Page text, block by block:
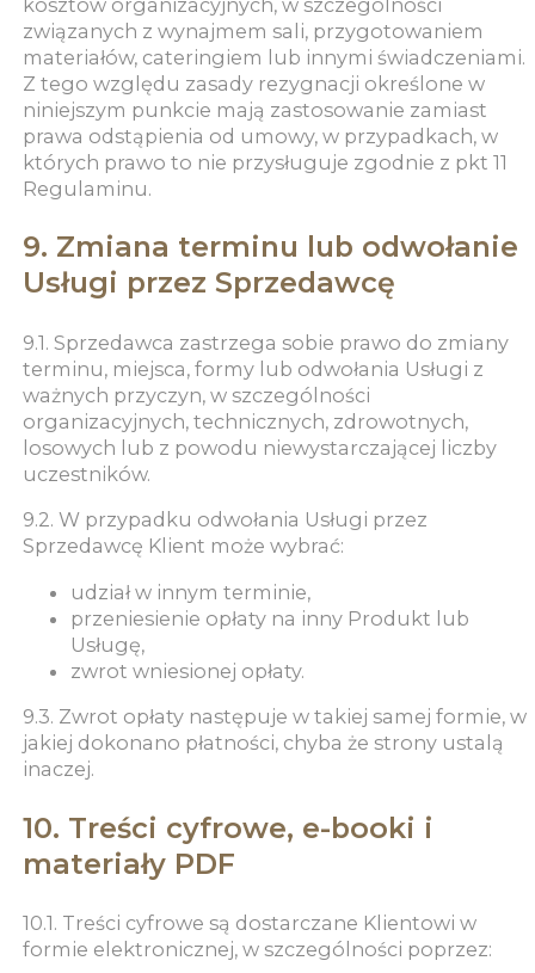
związanych z wynajmem sali, przygotowaniem
materiałów, cateringiem lub innymi świadczeniami.
Z tego względu zasady rezygnacji określone w
niniejszym punkcie mają zastosowanie zamiast
prawa odstąpienia od umowy, w przypadkach, w
których prawo to nie przysługuje zgodnie z pkt 11
Regulaminu.
9. Zmiana terminu lub odwołanie
Usługi przez Sprzedawcę
9.1. Sprzedawca zastrzega sobie prawo do zmiany
terminu, miejsca, formy lub odwołania Usługi z
ważnych przyczyn, w szczególności
organizacyjnych, technicznych, zdrowotnych,
losowych lub z powodu niewystarczającej liczby
uczestników.
9.2. W przypadku odwołania Usługi przez
Sprzedawcę Klient może wybrać:
udział w innym terminie,
przeniesienie opłaty na inny Produkt lub
Usługę,
zwrot wniesionej opłaty.
9.3. Zwrot opłaty następuje w takiej samej formie, w
jakiej dokonano płatności, chyba że strony ustalą
inaczej.
10. Treści cyfrowe, e-booki i
materiały PDF
10.1. Treści cyfrowe są dostarczane Klientowi w
formie elektronicznej, w szczególności poprzez: